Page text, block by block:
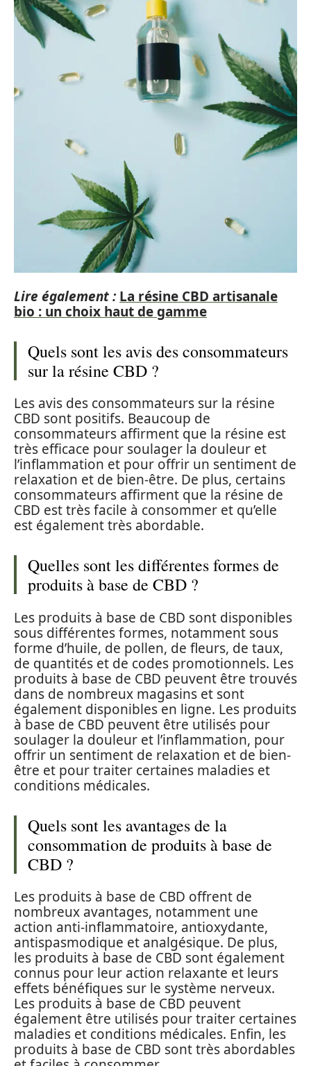
Lire également : La résine CBD artisanale
bio : un choix haut de gamme
Quels sont les avis des consommateurs
sur la résine CBD ?
Les avis des consommateurs sur la résine
CBD sont positifs. Beaucoup de
consommateurs affirment que la résine est
très efficace pour soulager la douleur et
l’inflammation et pour offrir un sentiment de
relaxation et de bien-être. De plus, certains
consommateurs affirment que la résine de
CBD est très facile à consommer et qu’elle
est également très abordable.
Quelles sont les différentes formes de
produits à base de CBD ?
Les produits à base de CBD sont disponibles
sous différentes formes, notamment sous
forme d’huile, de pollen, de fleurs, de taux,
de quantités et de codes promotionnels. Les
produits à base de CBD peuvent être trouvés
dans de nombreux magasins et sont
également disponibles en ligne. Les produits
à base de CBD peuvent être utilisés pour
soulager la douleur et l’inflammation, pour
offrir un sentiment de relaxation et de bien-
être et pour traiter certaines maladies et
conditions médicales.
Quels sont les avantages de la
consommation de produits à base de
CBD ?
Les produits à base de CBD offrent de
nombreux avantages, notamment une
action anti-inflammatoire, antioxydante,
antispasmodique et analgésique. De plus,
les produits à base de CBD sont également
connus pour leur action relaxante et leurs
effets bénéfiques sur le système nerveux.
Les produits à base de CBD peuvent
également être utilisés pour traiter certaines
maladies et conditions médicales. Enfin, les
produits à base de CBD sont très abordables